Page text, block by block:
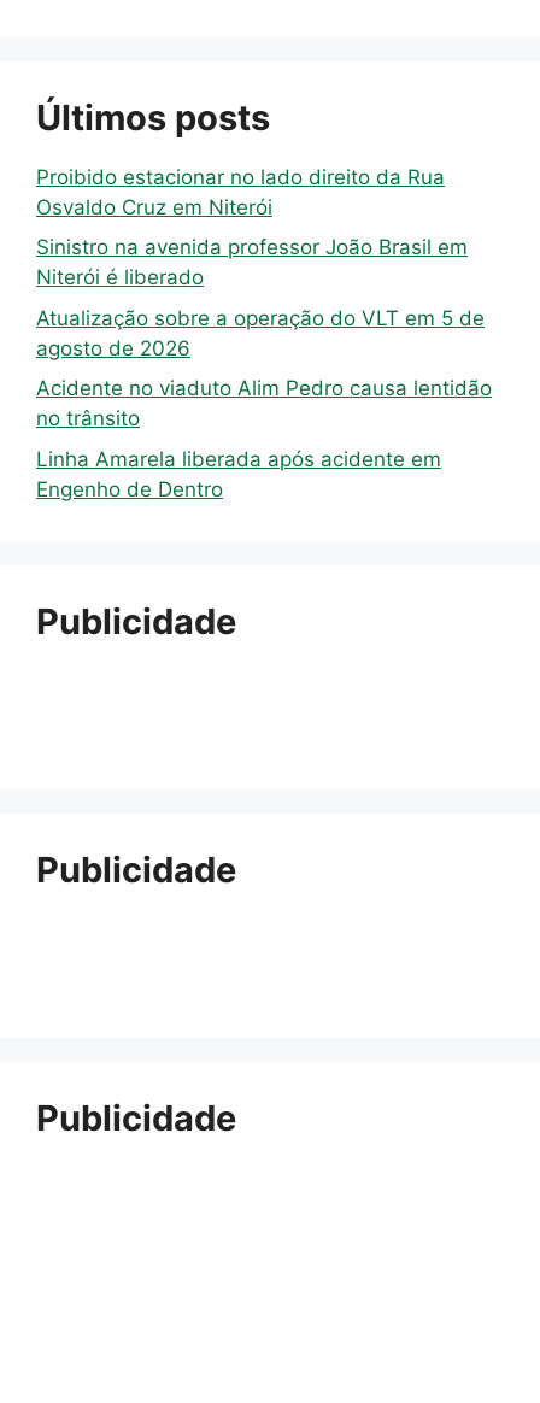
Últimos posts
Proibido estacionar no lado direito da Rua
Osvaldo Cruz em Niterói
Sinistro na avenida professor João Brasil em
Niterói é liberado
Atualização sobre a operação do VLT em 5 de
agosto de 2026
Acidente no viaduto Alim Pedro causa lentidão
no trânsito
Linha Amarela liberada após acidente em
Engenho de Dentro
Publicidade
Publicidade
Publicidade